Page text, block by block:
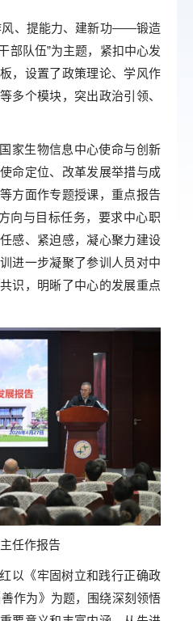
风、提能力、建新功——锻造
部队伍”为主题，紧扣中心发
，设置了政策理论、学风作
多个模块，突出政治引领、
家生物信息中心使命与创新
命定位、改革发展举措与成
方面作专题授课，重点报告
向与目标任务，要求中心职
感、紧迫感，凝心聚力建设
进一步凝聚了参训人员对中
识，明晰了中心的发展重点
任作报告
以《牢固树立和践行正确政
作为》为题，围绕深刻领悟